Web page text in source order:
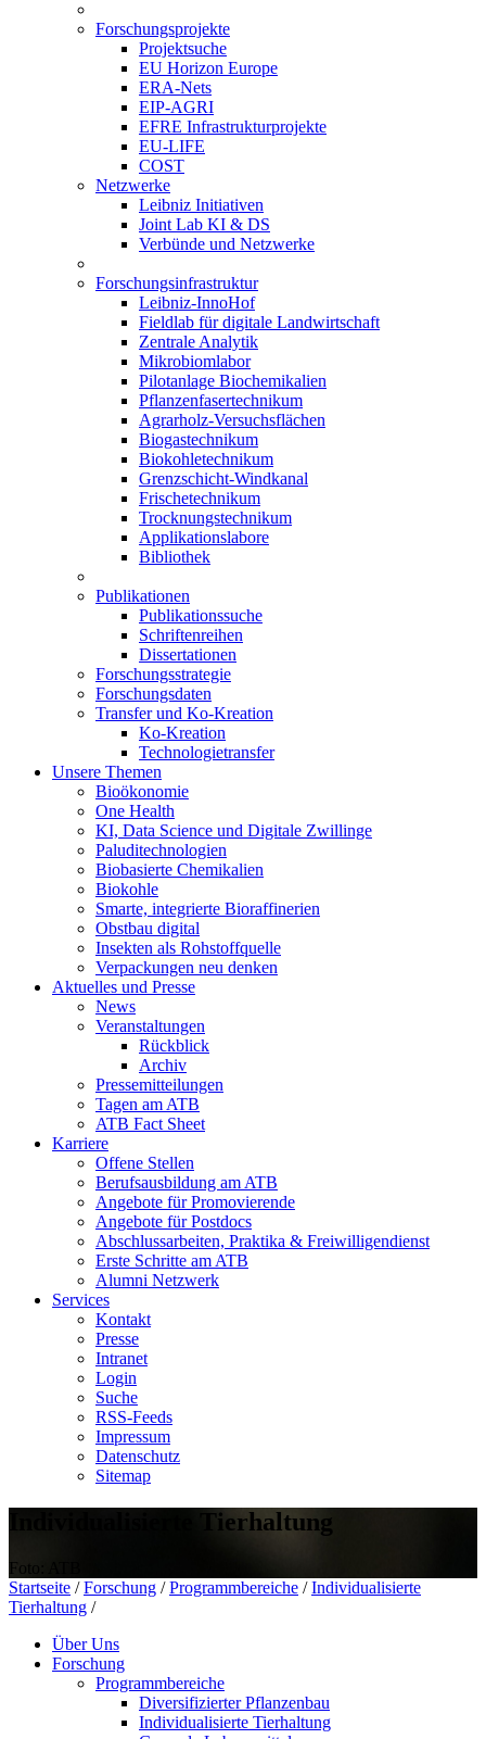
Forschungsprojekte
Projektsuche
EU Horizon Europe
ERA-Nets
EIP-AGRI
EFRE Infrastrukturprojekte
EU-LIFE
COST
Netzwerke
Leibniz Initiativen
Joint Lab KI & DS
Verbünde und Netzwerke
Forschungsinfrastruktur
Leibniz-InnoHof
Fieldlab für digitale Landwirtschaft
Zentrale Analytik
Mikrobiomlabor
Pilotanlage Biochemikalien
Pflanzenfasertechnikum
Agrarholz-Versuchsflächen
Biogastechnikum
Biokohletechnikum
Grenzschicht-Windkanal
Frischetechnikum
Trocknungstechnikum
Applikationslabore
Bibliothek
Publikationen
Publikationssuche
Schriftenreihen
Dissertationen
Forschungsstrategie
Forschungsdaten
Transfer und Ko-Kreation
Ko-Kreation
Technologietransfer
Unsere Themen
Bioökonomie
One Health
KI, Data Science und Digitale Zwillinge
Paluditechnologien
Biobasierte Chemikalien
Biokohle
Smarte, integrierte Bioraffinerien
Obstbau digital
Insekten als Rohstoffquelle
Verpackungen neu denken
Aktuelles und Presse
News
Veranstaltungen
Rückblick
Archiv
Pressemitteilungen
Tagen am ATB
ATB Fact Sheet
Karriere
Offene Stellen
Berufsausbildung am ATB
Angebote für Promovierende
Angebote für Postdocs
Abschlussarbeiten, Praktika & Freiwilligendienst
Erste Schritte am ATB
Alumni Netzwerk
Services
Kontakt
Presse
Intranet
Login
Suche
RSS-Feeds
Impressum
Datenschutz
Sitemap
Individualisierte Tierhaltung
Foto: ATB
Startseite / Forschung / Programmbereiche / Individualisierte
Tierhaltung /
Über Uns
Forschung
Programmbereiche
Diversifizierter Pflanzenbau
Individualisierte Tierhaltung